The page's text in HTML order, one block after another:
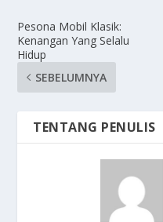
Pesona Mobil Klasik:
Kenangan Yang Selalu
Hidup
SEBELUMNYA
TENTANG PENULIS